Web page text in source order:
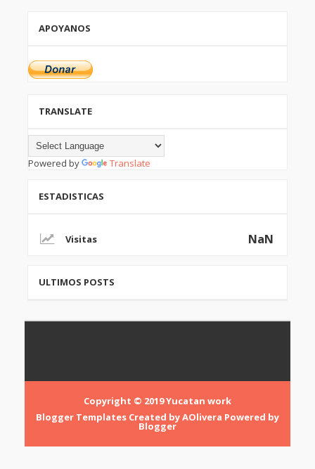
APOYANOS
TRANSLATE
Powered by Translate
ESTADISTICAS
NaN
ULTIMOS POSTS
Copyright © 2019Yucatan work
Blogger Templates Created byAOlivera Powered by
Blogger